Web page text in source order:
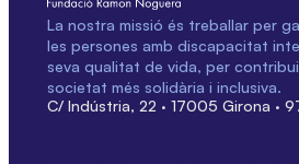
La nostra missió és treballar per
les persones amb discapacitat
seva qualitat de vida, per
societat més solidària i inclusiva.
C/ Indústria, 22 · 17005 Girona ·